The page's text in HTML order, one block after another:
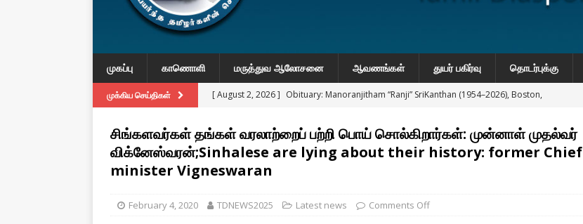
முகப்பு காணொளி மருத்துவ ஆலோசனை ஆவணங்கள் துயர் பகிர்வு தொடர்புக்கு
முக்கிய செய்திகள் [ August 2, 2026 ] Obituary: Manoranjitham “Ranji” SriKanthan (1954–2026), Boston,
[ August 2, 2026 ] Common Daily Habits That May Increase Colon Cancer Risk
IMPORTANT
சிங்களவர்கள் தங்கள் வரலாற்றைப் பற்றி பொய் சொல்கிறார்கள்: முன்னாள் முதல்வர்
விக்னேஸ்வரன்;Sinhalese are lying about their history: former Chief
minister Vigneswaran
February 4, 2020 TDNEWS2025 Latest news Comments Off